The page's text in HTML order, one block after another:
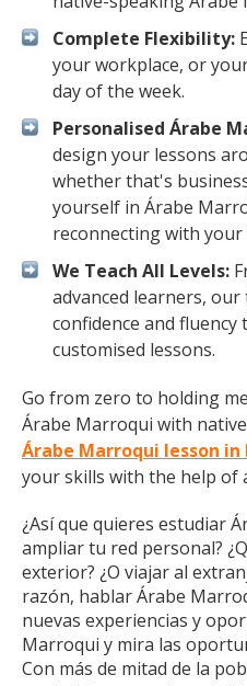
Complete Flexibility:
your workplace, or
day of the week.
Personalised Árabe
design your lessons
whether that's
yourself in Árabe
reconnecting with your
We Teach All Levels:
advanced learners,
confidence and
customised lessons.
Go from zero to holding
Árabe Marroqui with
Árabe Marroqui lesson
your skills with the help of
¿Así que quieres estudiar
ampliar tu red personal?
exterior? ¿O viajar al
razón, hablar Árabe
nuevas experiencias y
Marroqui y mira las
Con más de mitad de la